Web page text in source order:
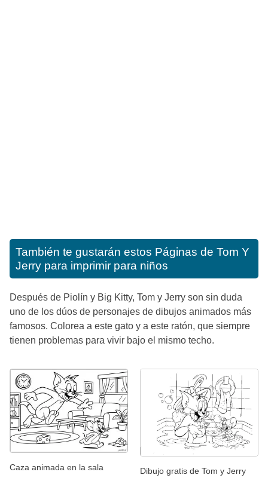
También te gustarán estos Páginas de Tom Y
Jerry para imprimir para niños
Después de Piolín y Big Kitty, Tom y Jerry son sin duda
uno de los dúos de personajes de dibujos animados más
famosos. Colorea a este gato y a este ratón, que siempre
tienen problemas para vivir bajo el mismo techo.
Caza animada en la sala
Dibujo gratis de Tom y Jerry